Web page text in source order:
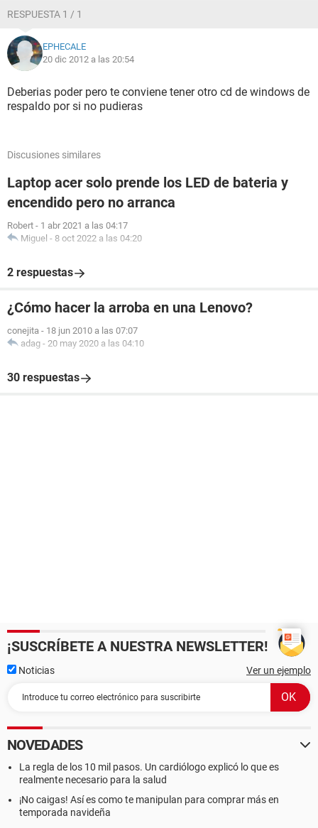
RESPUESTA 1 / 1
EPHECALE
20 dic 2012 a las 20:54
Deberias poder pero te conviene tener otro cd de windows de
respaldo por si no pudieras
Discusiones similares
Laptop acer solo prende los LED de bateria y
encendido pero no arranca
Robert - 1 abr 2021 a las 04:17
Miguel - 8 oct 2022 a las 04:20
2 respuestas
¿Cómo hacer la arroba en una Lenovo?
conejita - 18 jun 2010 a las 07:07
adag - 20 may 2020 a las 04:10
30 respuestas
¡SUSCRÍBETE A NUESTRA NEWSLETTER!
Noticias Ver un ejemplo
NOVEDADES
La regla de los 10 mil pasos. Un cardiólogo explicó lo que es
realmente necesario para la salud
¡No caigas! Así es como te manipulan para comprar más en
temporada navideña